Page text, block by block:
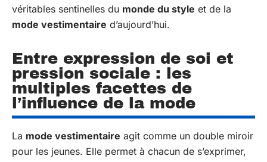
véritables sentinelles du monde du style et de la
mode vestimentaire d’aujourd’hui.
Entre expression de soi et
pression sociale : les
multiples facettes de
l’influence de la mode
La mode vestimentaire agit comme un double miroir
pour les jeunes. Elle permet à chacun de s’exprimer,